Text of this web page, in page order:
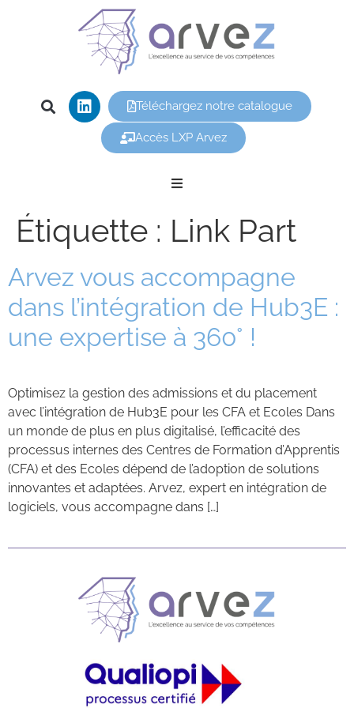
Téléchargez notre catalogue
Accès LXP Arvez
Nos offres
Nos formations
Vous êtes
Contacts
Étiquette : Link Part
Arvez vous accompagne
dans l’intégration de Hub3E :
une expertise à 360° !
Optimisez la gestion des admissions et du placement
avec l’intégration de Hub3E pour les CFA et Ecoles Dans
un monde de plus en plus digitalisé, l’efficacité des
processus internes des Centres de Formation d’Apprentis
(CFA) et des Ecoles dépend de l’adoption de solutions
innovantes et adaptées. Arvez, expert en intégration de
logiciels, vous accompagne dans […]